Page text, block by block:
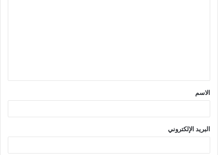
ق
*الاسم
البريد الإلكتروني